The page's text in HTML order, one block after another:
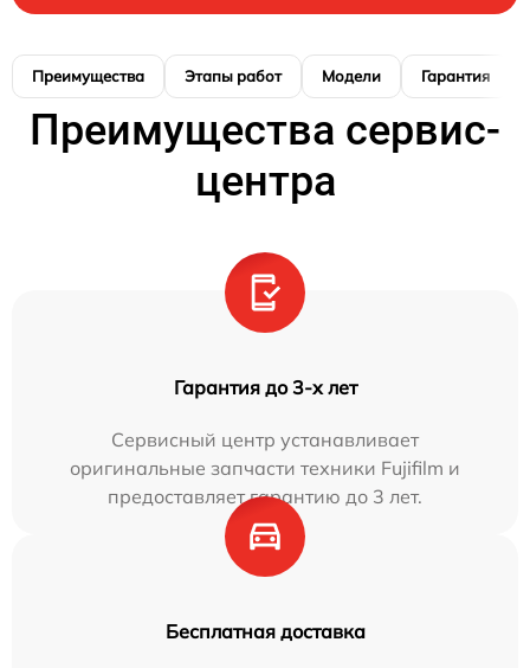
Преимущества Этапы работ Модели Гарантия
Преимущества сервис-
центра
Гарантия до 3-х лет
Сервисный центр устанавливает
оригинальные запчасти техники Fujifilm и
предоставляет гарантию до 3 лет.
Бесплатная доставка